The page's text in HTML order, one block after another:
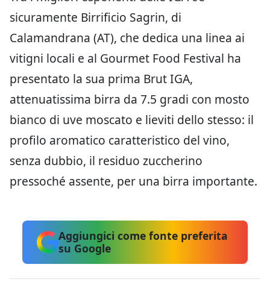
sicuramente Birrificio Sagrin, di
Calamandrana (AT), che dedica una linea ai
vitigni locali e al Gourmet Food Festival ha
presentato la sua prima Brut IGA,
attenuatissima birra da 7.5 gradi con mosto
bianco di uve moscato e lieviti dello stesso: il
profilo aromatico caratteristico del vino,
senza dubbio, il residuo zuccherino
pressoché assente, per una birra importante.
Aggiungici come fonte preferita
su Google